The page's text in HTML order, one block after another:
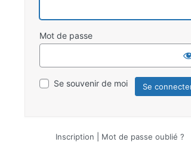
Mot de passe
Se souvenir de moi
Inscription Mot de passe oublié ?